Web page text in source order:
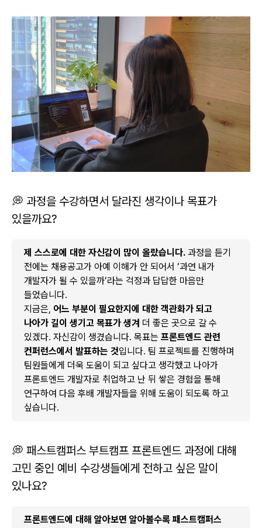
💭 과정을 수강하면서 달라진 생각이나 목표가
있을까요?
제 스스로에 대한 자신감이 많이 올랐습니다. 과정을 듣기
전에는 채용공고가 아예 이해가 안 되어서 ‘과연 내가
개발자가 될 수 있을까’라는 걱정과 답답한 마음만
들었습니다.
지금은, 어느 부분이 필요한지에 대한 객관화가 되고
나아가 길이 생기고 목표가 생겨 더 좋은 곳으로 갈 수
있겠다. 자신감이 생겼습니다. 목표는 프론트엔드 관련
컨퍼런스에서 발표하는 것입니다. 팀 프로젝트를 진행하며
팀원들에게 더욱 도움이 되고 싶다고 생각했고 나아가
프론트엔드 개발자로 취업하고 난 뒤 쌓은 경험을 통해
연구하여 다음 후배 개발자들을 위해 도움이 되도록 하고
싶습니다.
💭 패스트캠퍼스 부트캠프 프론트엔드 과정에 대해
고민 중인 예비 수강생들에게 전하고 싶은 말이
있나요?
프론트엔드에 대해 알아보면 알아볼수록 패스트캠퍼스